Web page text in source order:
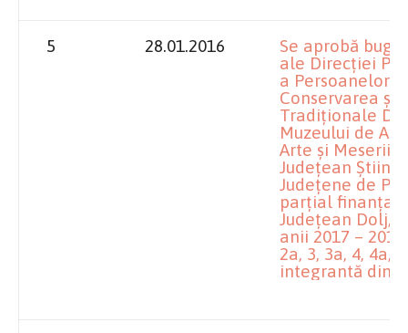
5 28.01.2016
Se aprobă
ale Direcției
a Persoanelor
Conservarea și
Tradiționale
Muzeului de
Arte și Meserii
Județean
Județene de
parțial
Județean Dolj,
anii 2017 –
2a, 3, 3a, 4, 4a,
integrantă din